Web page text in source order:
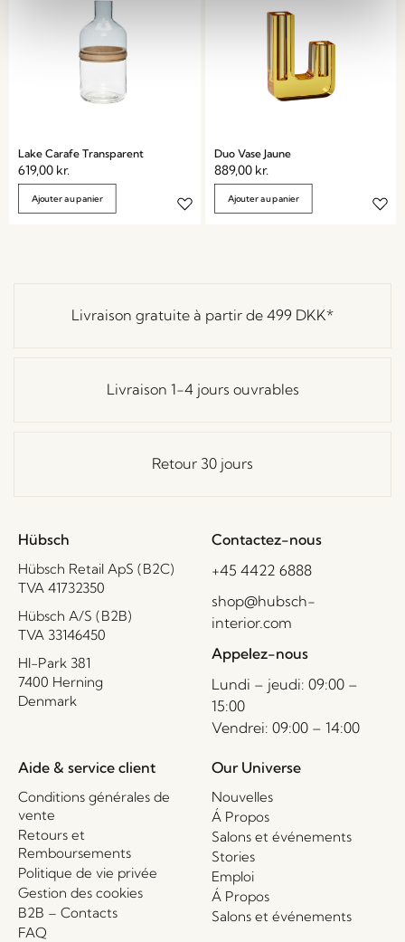
Lake Carafe Transparent
619,00 kr.
Ajouter au panier
Duo Vase Jaune
889,00 kr.
Ajouter au panier
Livraison gratuite à partir de 499 DKK*
Livraison 1-4 jours ouvrables
Retour 30 jours
Hübsch
Hübsch Retail ApS (B2C)
TVA 41732350
Hübsch A/S (B2B)
TVA 33146450
HI-Park 381
7400 Herning
Denmark
Contactez-nous
+45 4422 6888
shop@hubsch-
interior.com
Appelez-nous
Lundi – jeudi: 09:00 –
15:00
Vendrei: 09:00 – 14:00
Aide & service client
Conditions générales de
vente
Retours et
Remboursements
Politique de vie privée
Gestion des cookies
B2B – Contacts
FAQ
Our Universe
Nouvelles
Á Propos
Salons et événements
Stories
Emploi
Á Propos
Salons et événements